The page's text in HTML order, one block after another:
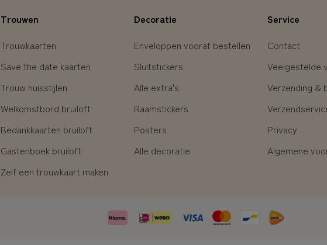
Trouwen
Trouwkaarten
Save the date kaarten
Trouw huisstijlen
Welkomstbord bruiloft
Bedankkaarten bruiloft
Gastenboek bruiloft
Zelf een trouwkaart maken
Decoratie
Enveloppen vooraf bestellen
Sluitstickers
Alle extra's
Raamstickers
Posters
Alle decoratie
Service
Contact
Veelgestelde
Verzending &
Privacy
Algemene